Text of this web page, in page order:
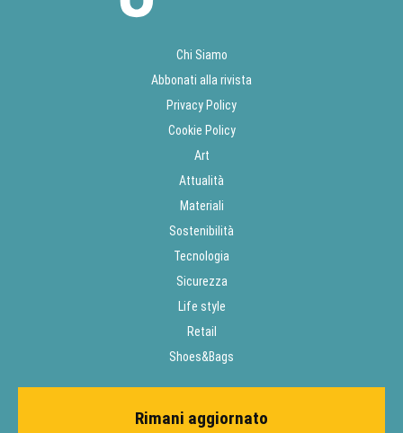
Chi Siamo
Abbonati alla rivista
Privacy Policy
Cookie Policy
Art
Attualità
Materiali
Sostenibilità
Tecnologia
Sicurezza
Life style
Retail
Shoes&Bags
Rimani aggiornato